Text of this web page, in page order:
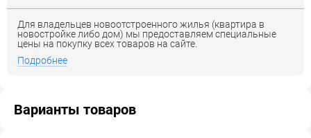
Для владельцев новоотстроенного жилья (квартира в
новостройке либо дом) мы предоставляем специальные
цены на покупку всех товаров на сайте.
Подробнее
Варианты товаров